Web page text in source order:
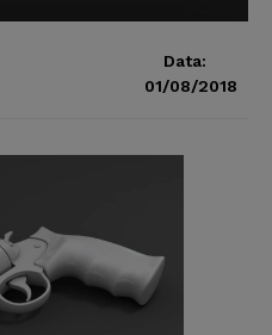
Data:
01/08/2018